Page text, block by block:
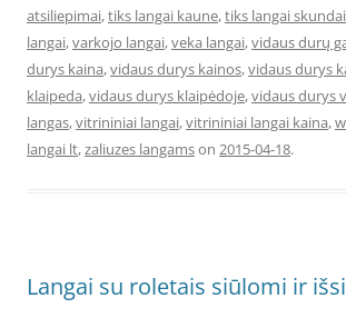
atsiliepimai,tiks langai kaune,tiks langai skundai
langai,varkojo langai,veka langai,vidaus durų
durys kaina,vidaus durys kainos,vidaus durys
klaipeda,vidaus durys klaipėdoje,vidaus durys
langas,vitrininiai langai,vitrininiai langai kaina,
langai lt,zaliuzes langamson 2015-04-18.
Langai su roletais siūlomi ir